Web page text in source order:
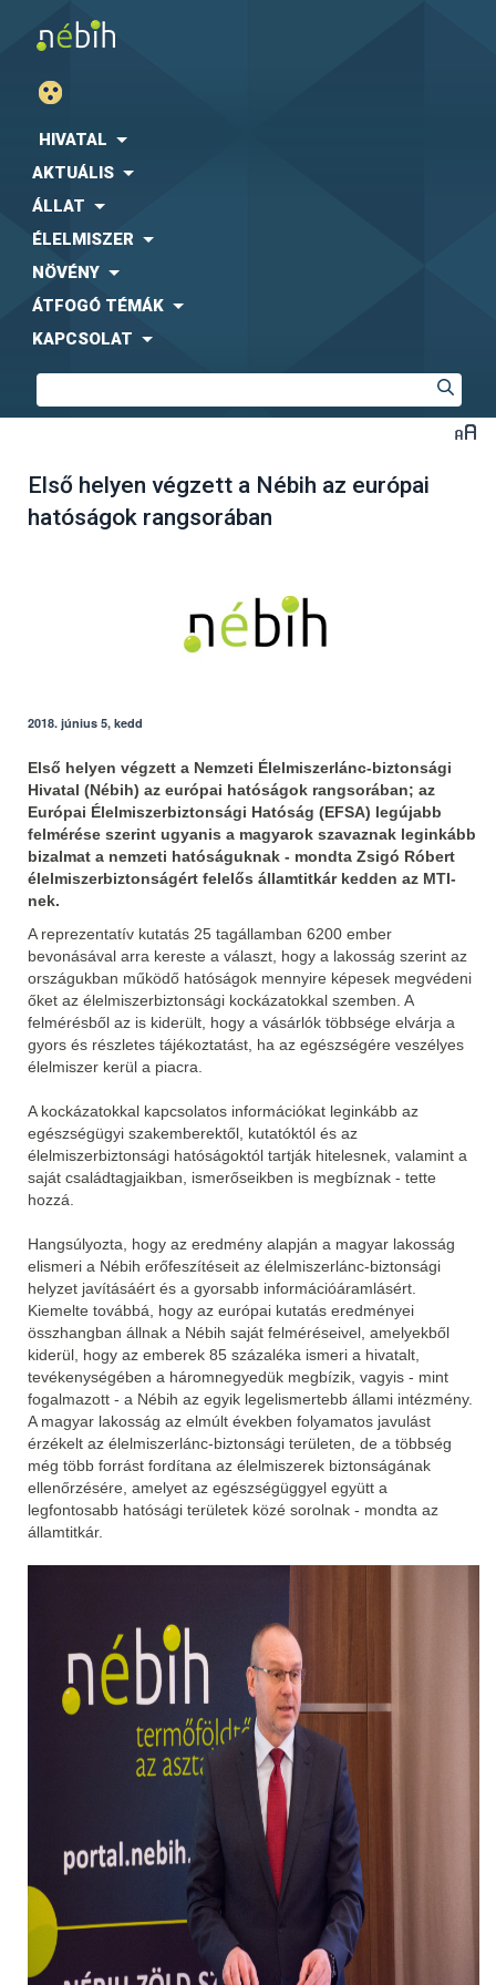
HIVATAL
AKTUÁLIS
ÁLLAT
ÉLELMISZER
NÖVÉNY
ÁTFOGÓ TÉMÁK
KAPCSOLAT
Első helyen végzett a Nébih az európai
hatóságok rangsorában
2018. június 5, kedd
Első helyen végzett a Nemzeti Élelmiszerlánc-biztonsági
Hivatal (Nébih) az európai hatóságok rangsorában; az
Európai Élelmiszerbiztonsági Hatóság (EFSA) legújabb
felmérése szerint ugyanis a magyarok szavaznak leginkább
bizalmat a nemzeti hatóságuknak - mondta Zsigó Róbert
élelmiszerbiztonságért felelős államtitkár kedden az MTI-
nek.
A reprezentatív kutatás 25 tagállamban 6200 ember
bevonásával arra kereste a választ, hogy a lakosság szerint az
országukban működő hatóságok mennyire képesek megvédeni
őket az élelmiszerbiztonsági kockázatokkal szemben. A
felmérésből az is kiderült, hogy a vásárlók többsége elvárja a
gyors és részletes tájékoztatást, ha az egészségére veszélyes
élelmiszer kerül a piacra.
A kockázatokkal kapcsolatos információkat leginkább az
egészségügyi szakemberektől, kutatóktól és az
élelmiszerbiztonsági hatóságoktól tartják hitelesnek, valamint a
saját családtagjaikban, ismerőseikben is megbíznak - tette
hozzá.
Hangsúlyozta, hogy az eredmény alapján a magyar lakosság
elismeri a Nébih erőfeszítéseit az élelmiszerlánc-biztonsági
helyzet javításáért és a gyorsabb információáramlásért.
Kiemelte továbbá, hogy az európai kutatás eredményei
összhangban állnak a Nébih saját felméréseivel, amelyekből
kiderül, hogy az emberek 85 százaléka ismeri a hivatalt,
tevékenységében a háromnegyedük megbízik, vagyis - mint
fogalmazott - a Nébih az egyik legelismertebb állami intézmény.
A magyar lakosság az elmúlt években folyamatos javulást
érzékelt az élelmiszerlánc-biztonsági területen, de a többség
még több forrást fordítana az élelmiszerek biztonságának
ellenőrzésére, amelyet az egészségüggyel együtt a
legfontosabb hatósági területek közé sorolnak - mondta az
államtitkár.